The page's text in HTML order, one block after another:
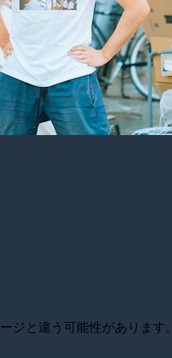
ジと違う可能性があります